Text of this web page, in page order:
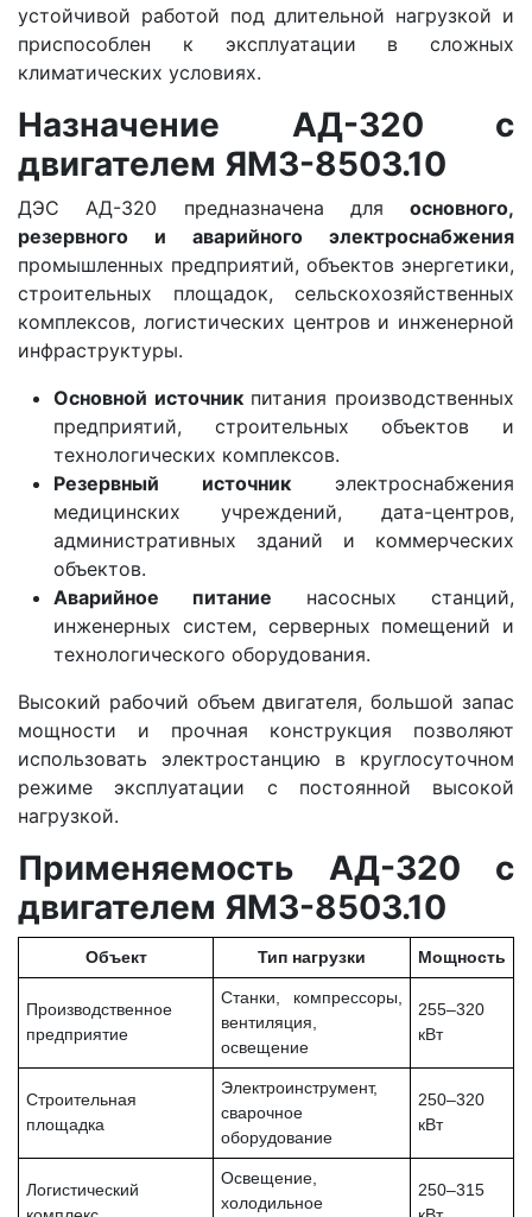
устойчивой работой под длительной нагрузкой и
приспособлен к эксплуатации в сложных
климатических условиях.
Назначение АД-320 с
двигателем ЯМЗ-8503.10
ДЭС АД-320 предназначена для основного,
резервного и аварийного электроснабжения
промышленных предприятий, объектов энергетики,
строительных площадок, сельскохозяйственных
комплексов, логистических центров и инженерной
инфраструктуры.
Основной источникпитания производственных
предприятий, строительных объектов и
технологических комплексов.
Резервный источник электроснабжения
медицинских учреждений, дата-центров,
административных зданий и коммерческих
объектов.
Аварийное питание насосных станций,
инженерных систем, серверных помещений и
технологического оборудования.
Высокий рабочий объем двигателя, большой запас
мощности и прочная конструкция позволяют
использовать электростанцию в круглосуточном
режиме эксплуатации с постоянной высокой
нагрузкой.
Применяемость АД-320 с
двигателем ЯМЗ-8503.10
Объект Тип нагрузки Мощность
Производственное
предприятие
Станки, компрессоры,
вентиляция,
освещение
255–320
кВт
Строительная
площадка
Электроинструмент,
сварочное
оборудование
250–320
кВт
Логистический
Освещение,
холодильное
250–315